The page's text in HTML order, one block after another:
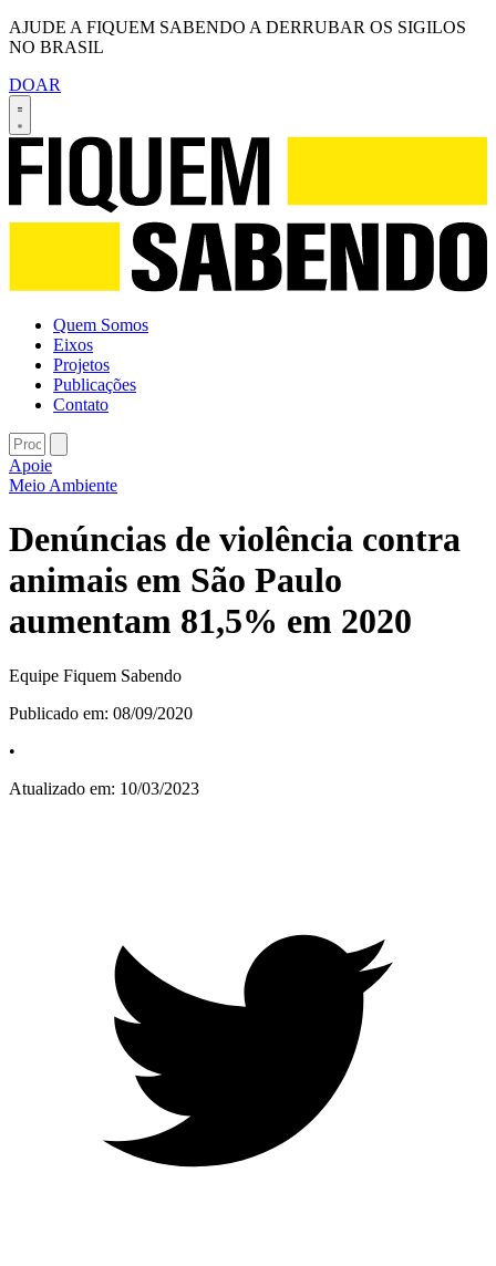
AJUDE A FIQUEM SABENDO A DERRUBAR OS SIGILOS
NO BRASIL
DOAR
Quem Somos
Eixos
Projetos
Publicações
Contato
Apoie
Meio Ambiente
Denúncias de violência contra
animais em São Paulo
aumentam 81,5% em 2020
Equipe Fiquem Sabendo
Publicado em: 08/09/2020
•
Atualizado em: 10/03/2023